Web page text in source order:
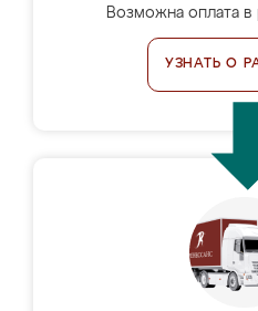
Возможна оплата в
УЗНАТЬ О